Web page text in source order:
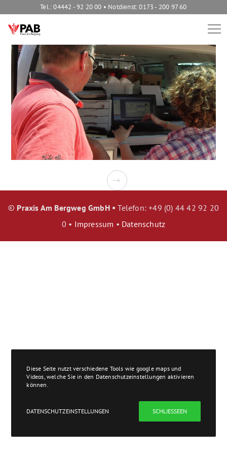
Tel.: 04442 - 92 20 00 • Notdienst: 0173 - 200 97 60
© Praxis Am Bergweg GmbH •Telefon: +49 (0) 44 42 92 20
0 • Impressum • Datenschutz
Diese Seite nutzt verschiedene Tools wie google maps und
Videos, welche Sie in den Datenschutzeinstellungen aktivieren
können.
DATENSCHUTZEINSTELLUNGEN SCHLIESSEEN